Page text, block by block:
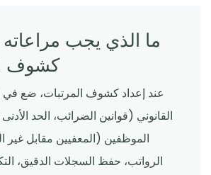
ما الذي يجب مراعاته
كشوف
عند إعداد كشوف المرتبات، ضع في
القانوني (قوانين الضرائب، الحد
الموظفين (المعفيين مقابل غير
الرواتب، حفظ السجلات الدقيق،